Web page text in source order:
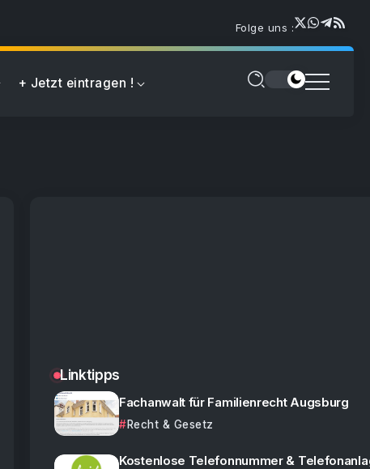
Folge uns :
+ Jetzt eintragen !
Linktipps
Fachanwalt für Familienrecht Augsburg
Recht & Gesetz
Kostenlose Telefonnummer &